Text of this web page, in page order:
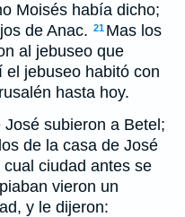
Moisés había dicho;
de Anac. 21 Mas los
al jebuseo que
el jebuseo habitó con
hasta hoy.
subieron a Betel;
de la casa de José
ciudad antes se
vieron un
y le dijeron: